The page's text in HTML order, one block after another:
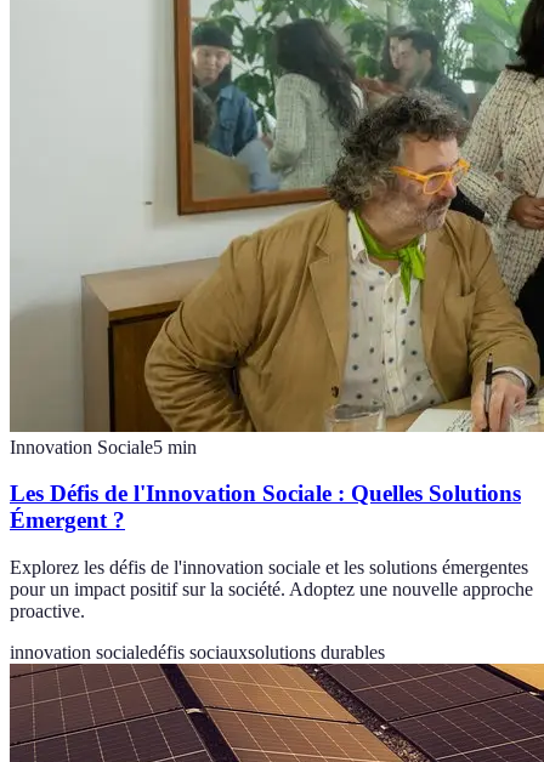
Innovation Sociale5 min
Les Défis de l'Innovation Sociale : Quelles Solutions
Émergent ?
Explorez les défis de l'innovation sociale et les solutions émergentes
pour un impact positif sur la société. Adoptez une nouvelle approche
proactive.
innovation socialedéfis sociauxsolutions durables